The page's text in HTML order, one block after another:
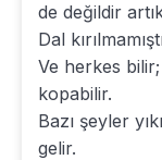
de değildir
Dal
Ve herkes
kopabilir.
Bazı şeyler
gelir.